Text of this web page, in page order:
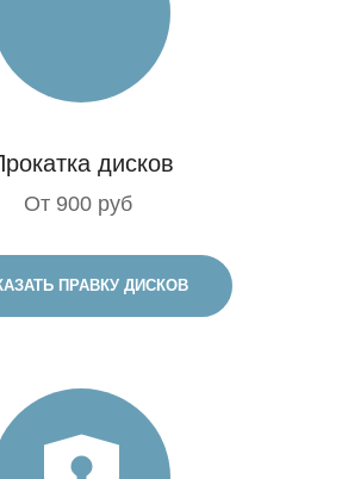
дисков
От 900 руб
ПРАВКУ ДИСКОВ